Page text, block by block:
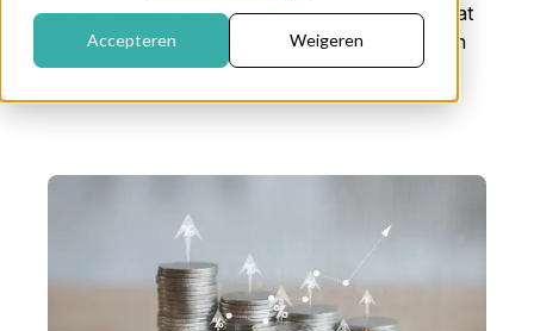
Accepteren Weigeren
aantal uitstaande fondsdeelnemingen. NAV laat
dus zien hoeveel één aandeel of participatie in
het fonds werkelijk waard is.